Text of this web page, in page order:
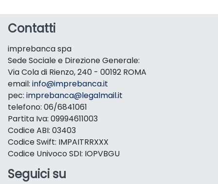
Contatti
imprebanca spa
Sede Sociale e Direzione Generale:
Via Cola di Rienzo, 240 - 00192 ROMA
email: info@imprebanca.it
pec: imprebanca@legalmail.it
telefono: 06/6841061
Partita Iva: 09994611003
Codice ABI: 03403
Codice Swift: IMPAITRRXXX
Codice Univoco SDI: IOPVBGU
Seguici su